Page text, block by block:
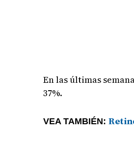
En las últimas
37%.
VEA TAMBIÉN: